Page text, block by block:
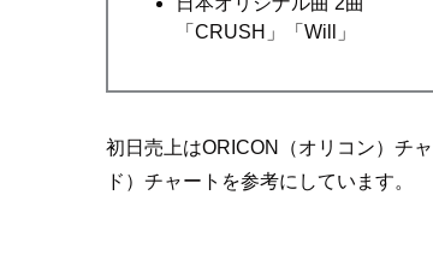
「CRUSH」「Will」
初日売上はORICON（オリコン）チ
ド）チャートを参考にしています。